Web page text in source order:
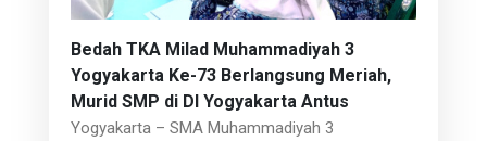
Bedah TKA Milad Muhammadiyah 3
Yogyakarta Ke-73 Berlangsung Meriah,
Murid SMP di DI Yogyakarta Antus
Yogyakarta – SMA Muhammadiyah 3